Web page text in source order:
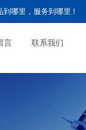
到哪里，服务到哪里 !
言 联系我们